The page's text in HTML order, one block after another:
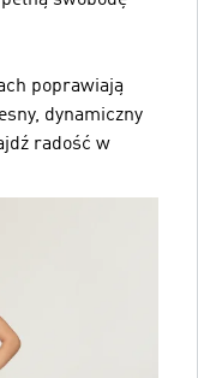
poprawiają
dynamiczny
radość w